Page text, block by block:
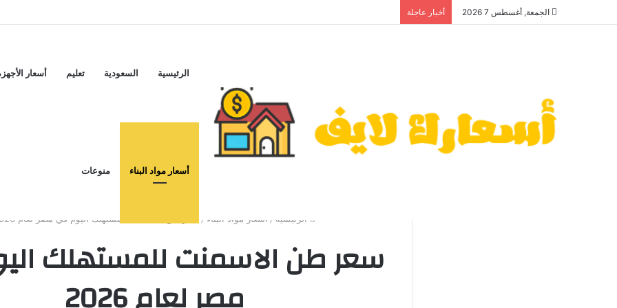
الجمعة, أغسطس 7 2026 أخبار عاجلة
الرئيسية السعودية تعليم أسعار
أسعار مواد البناء منوعات
الرئيسية / أسعار مواد البناء / سعر طن الاسمنت للمستهلك اليوم في مصر لعام 2026
سعر طن الاسمنت للمستهلك